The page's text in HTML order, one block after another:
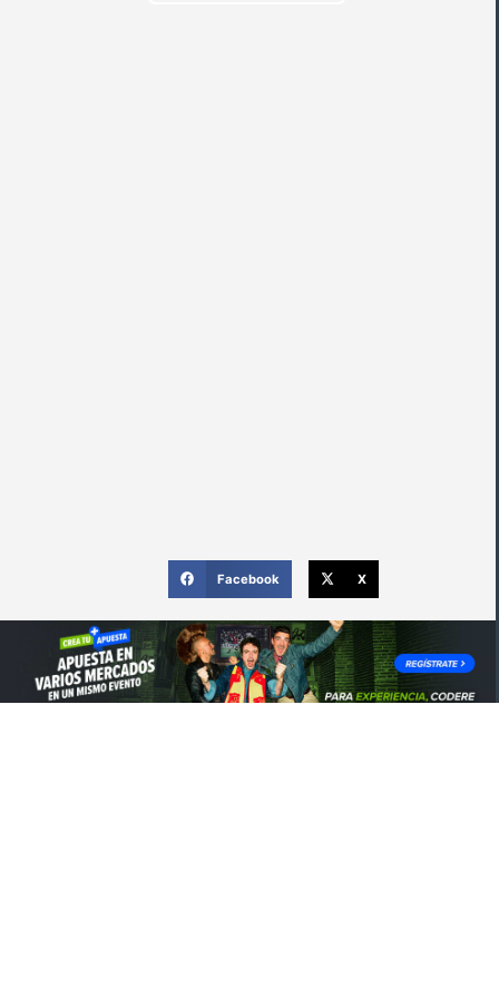
Facebook X